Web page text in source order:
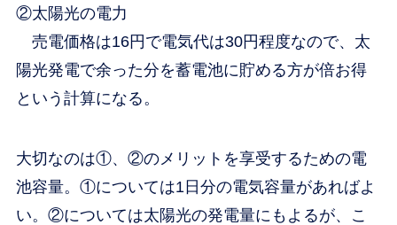
②太陽光の電力
売電価格は16円で電気代は30円程度なので、太
陽光発電で余った分を蓄電池に貯める方が倍お得
という計算になる。
大切なのは①、②のメリットを享受するための電
池容量。①については1日分の電気容量があればよ
い。②については太陽光の発電量にもよるが、こ